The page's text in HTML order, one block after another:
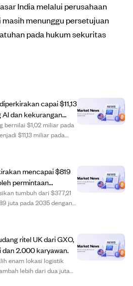
India melalui perusahaan
menunggu persetujuan
pada hukum sekuritas
capai $11,13
AI dan kekurangan
bernilai $1,02 miliar pada
$11,13 miliar pada
ini didorong
mencapai $819
permintaan
tumbuh dari $377,21
juta pada 2035 dengan
oleh meningkatnya
ritel UK dari GXO,
2.000 karyawan.
enam lokasi logistik
lebih dari dua juta
2.000 karyawan ke